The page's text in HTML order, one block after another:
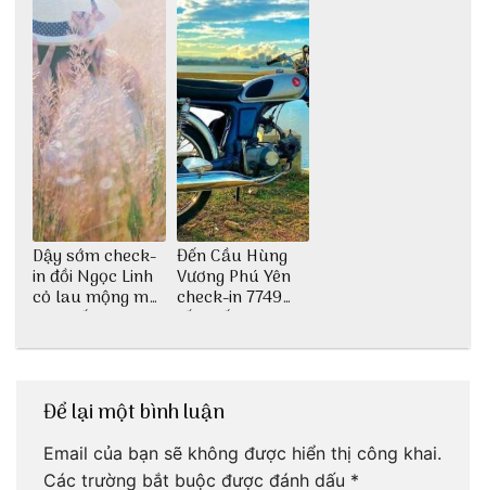
Dậy sớm check-
in đồi Ngọc Linh
cỏ lau mộng mơ
tại Huế nè bạn
Đến Cầu Hùng
Vương Phú Yên
check-in 7749
tấm sống ảo
Để lại một bình luận
Email của bạn sẽ không được hiển thị công khai.
Các trường bắt buộc được đánh dấu *